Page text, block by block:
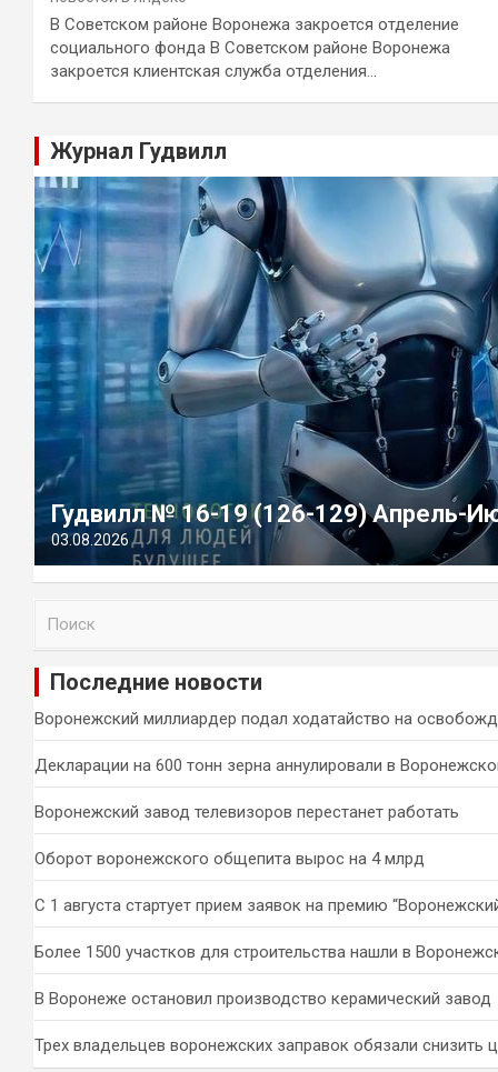
В Советском районе Воронежа закроется отделение
социального фонда В Советском районе Воронежа
закроется клиентская служба отделения…
Журнал Гудвилл
Гудвилл № 16-19 (126-129) Апрель-
03.08.2026
и
Последние новости
Воронежский миллиардер подал ходатайство на
Декларации на 600 тонн зерна аннулировали в
Воронежский завод телевизоров перестанет работать
Оборот воронежского общепита вырос на 4 млрд
С 1 августа стартует прием заявок на премию
Более 1500 участков для строительства нашли в
В Воронеже остановил производство керамический завод
Трех владельцев воронежских заправок обязали снизить